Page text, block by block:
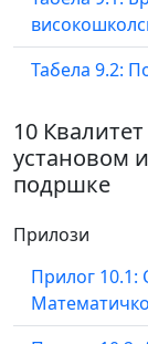
Табела 9.2:
10
установом
подршке
Прилози
Прилог 10.1: